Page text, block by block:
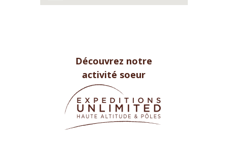
Découvrez notre
activité soeur